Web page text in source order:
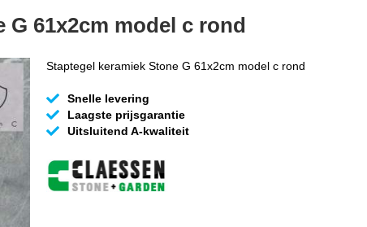
G 61x2cm model c rond
Staptegel keramiek Stone G 61x2cm model c rond
Snelle levering
Laagste prijsgarantie
Uitsluitend A-kwaliteit